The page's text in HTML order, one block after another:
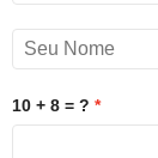
10 + 8 = ?